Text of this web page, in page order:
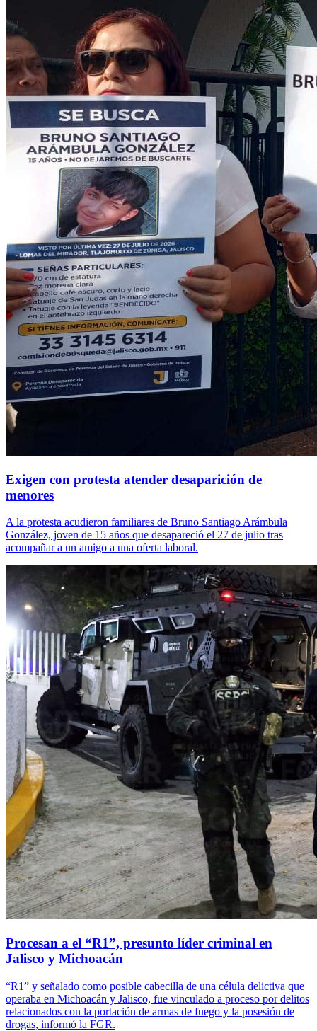
Exigen con protesta atender desaparición de
menores
A la protesta acudieron familiares de Bruno Santiago Arámbula
González, joven de 15 años que desapareció el 27 de julio tras
acompañar a un amigo a una oferta laboral.
Procesan a el “R1”, presunto líder criminal en
Jalisco y Michoacán
“R1” y señalado como posible cabecilla de una célula delictiva que
operaba en Michoacán y Jalisco, fue vinculado a proceso por delitos
relacionados con la portación de armas de fuego y la posesión de
drogas, informó la FGR.